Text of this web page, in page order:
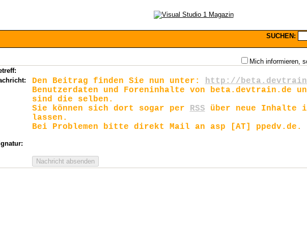
SUCHEN:
Mich informieren,
Den Beitrag finden Sie nun unter: http://
Benutzerdaten und Foreninhalte von beta.devtrain.de
sind die selben.
Sie können sich dort sogar per RSS über neue Inhalte
lassen.
Bei Problemen bitte direkt Mail an asp [AT] ppedv.de.